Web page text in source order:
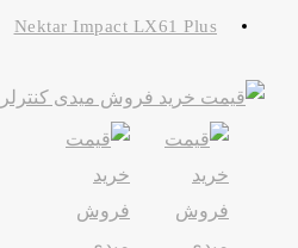
Nektar Impact LX61 Plus